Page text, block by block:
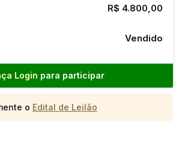
R$ 4.800,00
Vendido
Login para participar
o Edital de Leilão